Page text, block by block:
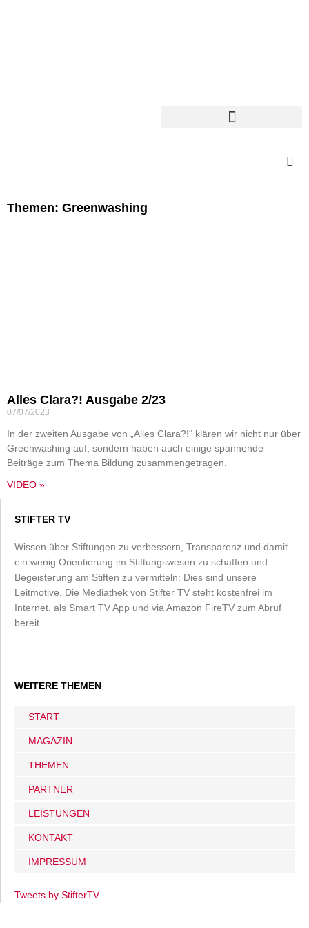
Themen: Greenwashing
Alles Clara?! Ausgabe 2/23
07/07/2023
In der zweiten Ausgabe von „Alles Clara?!“ klären wir nicht nur über
Greenwashing auf, sondern haben auch einige spannende
Beiträge zum Thema Bildung zusammengetragen.
VIDEO »
STIFTER TV
Wissen über Stiftungen zu verbessern, Transparenz und damit
ein wenig Orientierung im Stiftungswesen zu schaffen und
Begeisterung am Stiften zu vermitteln: Dies sind unsere
Leitmotive. Die Mediathek von Stifter TV steht kostenfrei im
Internet, als Smart TV App und via Amazon FireTV zum Abruf
bereit.
WEITERE THEMEN
START
MAGAZIN
THEMEN
PARTNER
LEISTUNGEN
KONTAKT
IMPRESSUM
Tweets by StifterTV